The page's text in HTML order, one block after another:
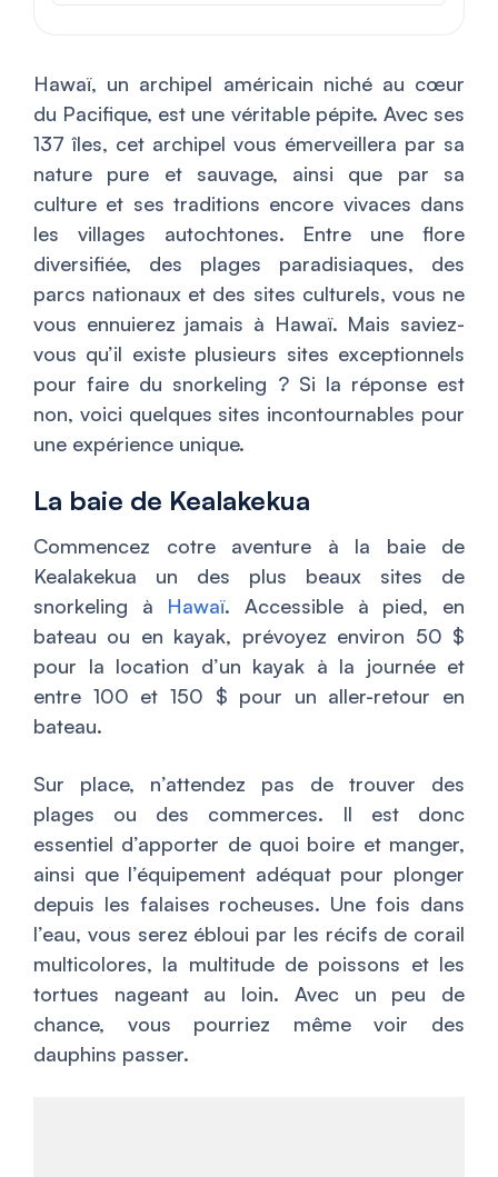
Hawaï, un archipel américain niché au cœur
du Pacifique, est une véritable pépite. Avec ses
137 îles, cet archipel vous émerveillera par sa
nature pure et sauvage, ainsi que par sa
culture et ses traditions encore vivaces dans
les villages autochtones. Entre une flore
diversifiée, des plages paradisiaques, des
parcs nationaux et des sites culturels, vous ne
vous ennuierez jamais à Hawaï. Mais saviez-
vous qu’il existe plusieurs sites exceptionnels
pour faire du snorkeling ? Si la réponse est
non, voici quelques sites incontournables pour
une expérience unique.
La baie de Kealakekua
Commencez cotre aventure à la baie de
Kealakekua un des plus beaux sites de
snorkeling à Hawaï. Accessible à pied, en
bateau ou en kayak, prévoyez environ 50 $
pour la location d’un kayak à la journée et
entre 100 et 150 $ pour un aller-retour en
bateau.
Sur place, n’attendez pas de trouver des
plages ou des commerces. Il est donc
essentiel d’apporter de quoi boire et manger,
ainsi que l’équipement adéquat pour plonger
depuis les falaises rocheuses. Une fois dans
l’eau, vous serez ébloui par les récifs de corail
multicolores, la multitude de poissons et les
tortues nageant au loin. Avec un peu de
chance, vous pourriez même voir des
dauphins passer.